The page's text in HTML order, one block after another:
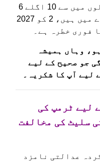
فلوریڈا کے 22 دیہی ہسپتالوں میں سے 10 اگلے 6
سالوں میں بند ہونے کے خطرے میں ہیں، 2 کو 2027
فوری خطرہ ہے۔
وہاں ہمیشہ
جو صحیح کے لیے
لیے آپ کا شکریہ۔
لیے ٹرمپ کی
سلیٹ کی مخالفت
عدالتی نامزد